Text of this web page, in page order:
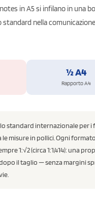
in A5 si infilano in una
nella
½ A4
Rapporto A4
lo standard internazionale
misure in pollici. Ogni
1:√2 (circa 1:1,414): una
il taglio — senza margini